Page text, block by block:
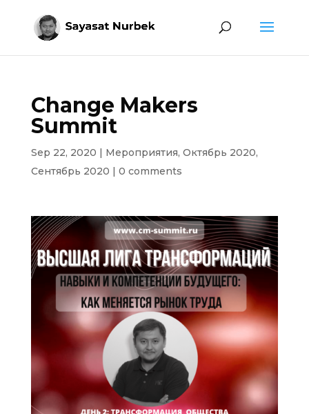
Change Makers
Summit
Sep 22, 2020 | Мероприятия, Октябрь 2020,
Сентябрь 2020 | 0 comments